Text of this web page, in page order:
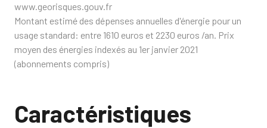
www.georisques.gouv.fr
Montant estimé des dépenses annuelles d'énergie pour un
usage standard: entre 1610 euros et 2230 euros /an. Prix
moyen des énergies indexés au 1er janvier 2021
(abonnements compris)
Caractéristiques